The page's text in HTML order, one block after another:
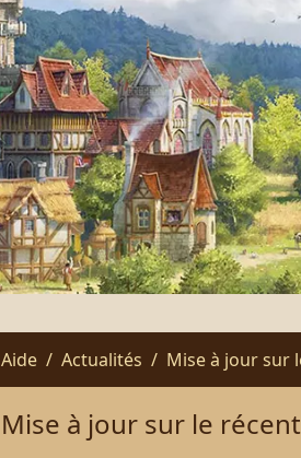
Aide Actualités Mise à jour sur
Mise à jour sur le